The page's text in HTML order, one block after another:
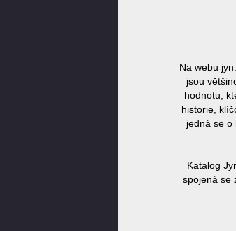
Na webu
jsou
hodnotu,
historie,
jedná se o
Katalog
spojená se